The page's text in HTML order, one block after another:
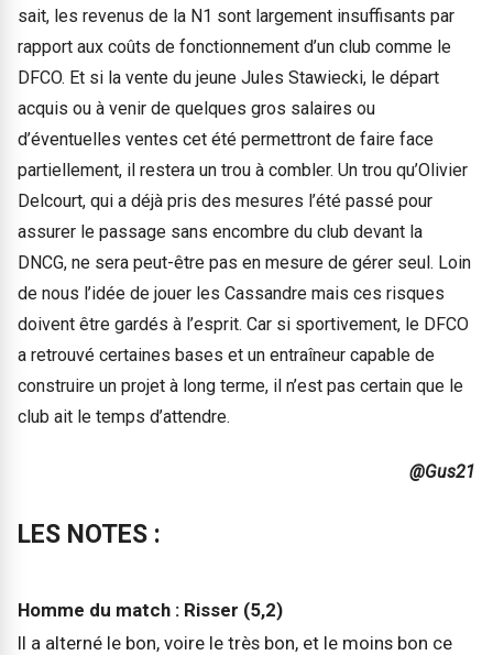
sait, les revenus de la N1 sont largement insuffisants par
rapport aux coûts de fonctionnement d’un club comme le
DFCO. Et si la vente du jeune Jules Stawiecki, le départ
acquis ou à venir de quelques gros salaires ou
d’éventuelles ventes cet été permettront de faire face
partiellement, il restera un trou à combler. Un trou qu’Olivier
Delcourt, qui a déjà pris des mesures l’été passé pour
assurer le passage sans encombre du club devant la
DNCG, ne sera peut-être pas en mesure de gérer seul. Loin
de nous l’idée de jouer les Cassandre mais ces risques
doivent être gardés à l’esprit. Car si sportivement, le DFCO
a retrouvé certaines bases et un entraîneur capable de
construire un projet à long terme, il n’est pas certain que le
club ait le temps d’attendre.
@Gus21
LES NOTES :
Homme du match : Risser (5,2)
Il a alterné le bon, voire le très bon, et le moins bon ce